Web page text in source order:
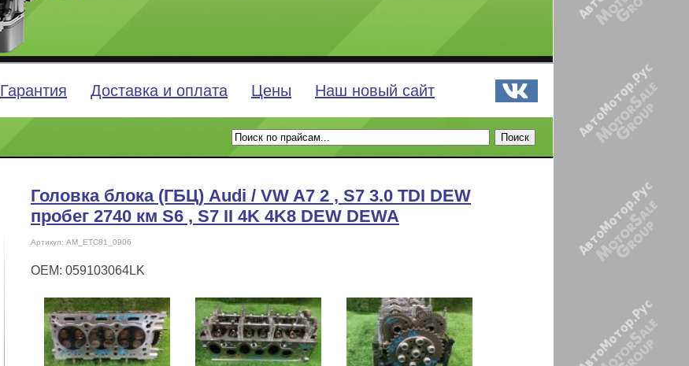
Гарантия Доставка и оплата Цены Наш новый сайт
Головка блока (ГБЦ) Audi / VW A7 2 , S7 3.0 TDI DEW
пробег 2740 км S6 , S7 II 4K 4K8 DEW DEWA
Артикул: AM_ETC81_0906
OEM: 059103064LK